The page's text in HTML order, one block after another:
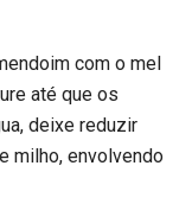
com o mel
até que os
deixe reduzir
milho, envolvendo